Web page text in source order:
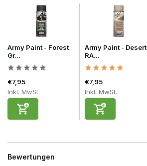
Army Paint - Forest
Gr...
€7,95
Inkl. MwSt.
Army Paint - Desert
RA...
€7,95
Inkl. MwSt.
Bewertungen